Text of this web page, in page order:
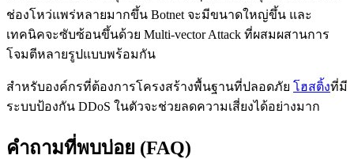
ช่องโหว่แพร่หลายมากขึ้น Botnet จะมีขนาดใหญ่ขึ้น และ
เทคนิคจะซับซ้อนขึ้นด้วย Multi-vector Attack ที่ผสมผสานการ
โจมตีหลายรูปแบบพร้อมกัน
สำหรับองค์กรที่ต้องการโครงสร้างพื้นฐานที่ปลอดภัย โฮสติ้งที่มี
ระบบป้องกัน DDoS ในตัวจะช่วยลดความเสี่ยงได้อย่างมาก
คำถามที่พบบ่อย (FAQ)